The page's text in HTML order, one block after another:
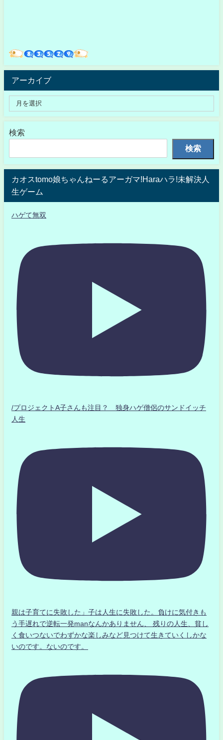
アーカイブ
検索
検索
カオスtomo娘ちゃんねーるアーガマ!Haraハラ!未解決人
生ゲーム
ハゲて無双
/プロジェクトA子さんも注目？ 独身ハゲ僧侶のサンドイッチ
人生
親は子育てに失敗した」子は人生に失敗した。負けに気付きも
う手遅れで逆転一発manなんかありません、 残りの人生、貧し
く食いつないでわずかな楽しみなど見つけて生きていくしかな
いのです。ないのです。